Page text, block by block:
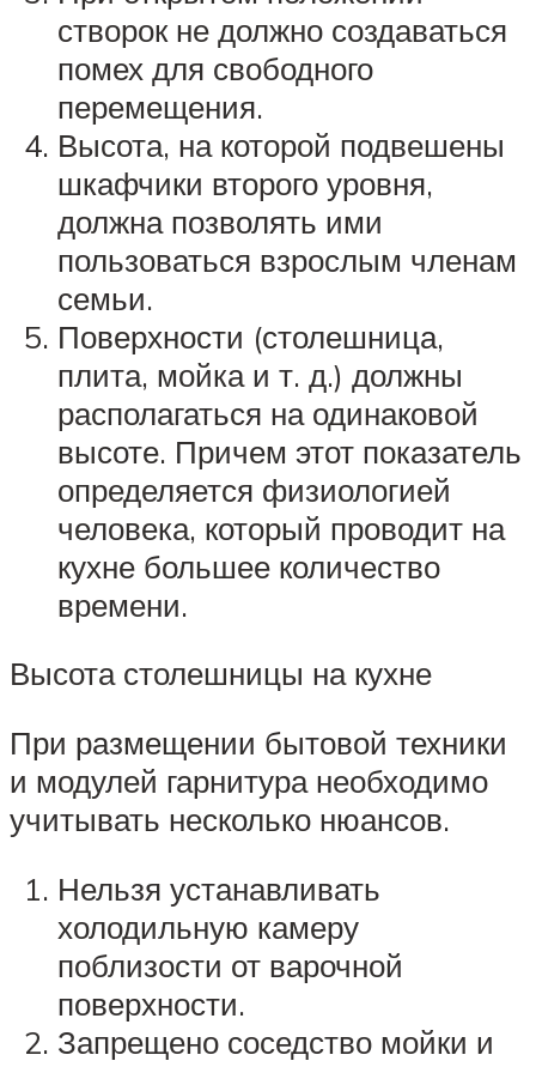
створок не должно создаваться
помех для свободного
перемещения.
Высота, на которой подвешены
шкафчики второго уровня,
должна позволять ими
пользоваться взрослым членам
семьи.
Поверхности (столешница,
плита, мойка и т. д.) должны
располагаться на одинаковой
высоте. Причем этот показатель
определяется физиологией
человека, который проводит на
кухне большее количество
времени.
Высота столешницы на кухне
При размещении бытовой техники
и модулей гарнитура необходимо
учитывать несколько нюансов.
Нельзя устанавливать
холодильную камеру
поблизости от варочной
поверхности.
Запрещено соседство мойки и